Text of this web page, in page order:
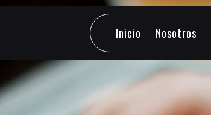
Inicio
Nosotros